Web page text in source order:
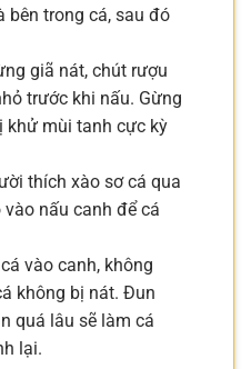
bên trong cá, sau đó
giã nát, chút rượu
trước khi nấu. Gừng
khử mùi tanh cực kỳ
thích xào sơ cá qua
nấu canh để cá
vào canh, không
không bị nát. Đun
quá lâu sẽ làm cá
lại.